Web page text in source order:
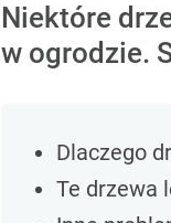
Niektóre
w ogrodzie.
Dlaczego
Te drzewa